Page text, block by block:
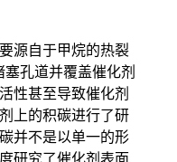
源自于甲烷的热裂
塞孔道并覆盖催化剂
性甚至导致催化剂
上的积碳进行了研
并不是以单一的形
研究了催化剂表面